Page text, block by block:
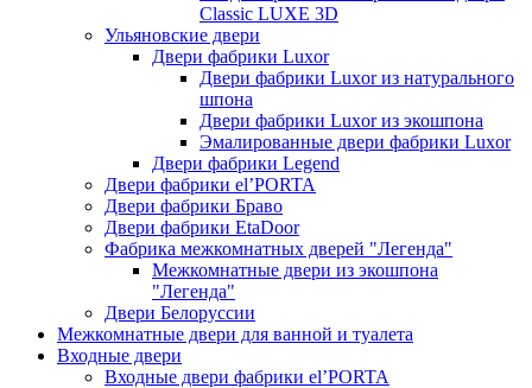
Classic LUXE 3D
Ульяновские двери
Двери фабрики Luxor
Двери фабрики Luxor из натурального
шпона
Двери фабрики Luxor из экошпона
Эмалированные двери фабрики Luxor
Двери фабрики Legend
Двери фабрики el’PORTA
Двери фабрики Браво
Двери фабрики EtaDoor
Фабрика межкомнатных дверей "Легенда"
Межкомнатные двери из экошпона
"Легенда"
Двери Белоруссии
Межкомнатные двери для ванной и туалета
Входные двери
Входные двери фабрики el’PORTA